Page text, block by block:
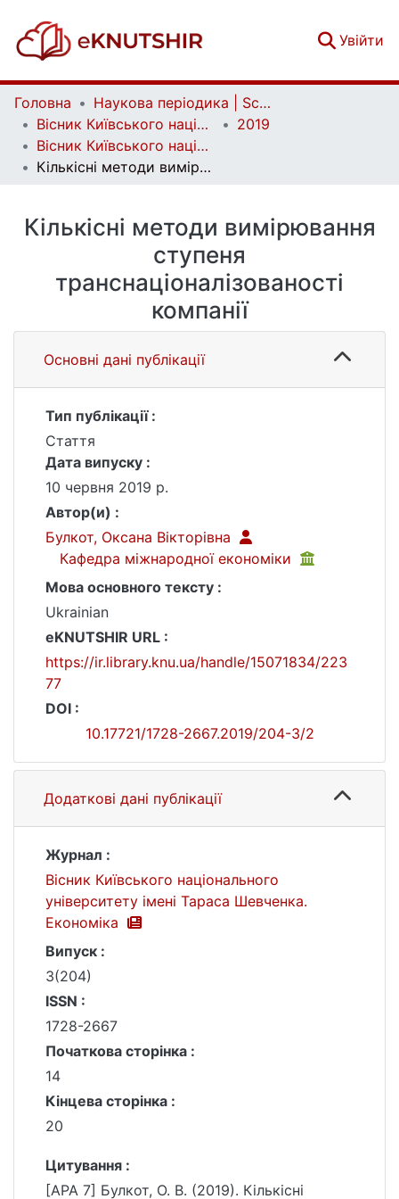
Увійти
Головна
Наукова періодика | Scientific periodicals
Вісник Київського національного університету імені Тараса Шевченка. Економіка | Bulletin of Taras Shevchenko National University of Kyiv. Economics
2019
Вісник Київського національного університету імені Тараса Шевченка. Економіка. Випуск 3 (204)
Кількісні методи вимірювання ступеня транснаціоналізованості компанії
Кількісні методи вимірювання
ступеня
транснаціоналізованості
компанії
Основні дані публікації
Тип публікації :
Стаття
Дата випуску :
10 червня 2019 р.
Автор(и) :
Булкот, Оксана Вікторівна
Кафедра міжнародної економіки
Мова основного тексту :
Ukrainian
eKNUTSHIR URL :
https://ir.library.knu.ua/handle/15071834/223
77
DOI :
10.17721/1728-2667.2019/204-3/2
Додаткові дані публікації
Журнал :
Вісник Київського національного
університету імені Тараса Шевченка.
Економіка
Випуск :
3(204)
ISSN :
1728-2667
Початкова сторінка :
14
Кінцева сторінка :
20
Цитування :
[APA 7] Булкот, О. В. (2019). Кількісні